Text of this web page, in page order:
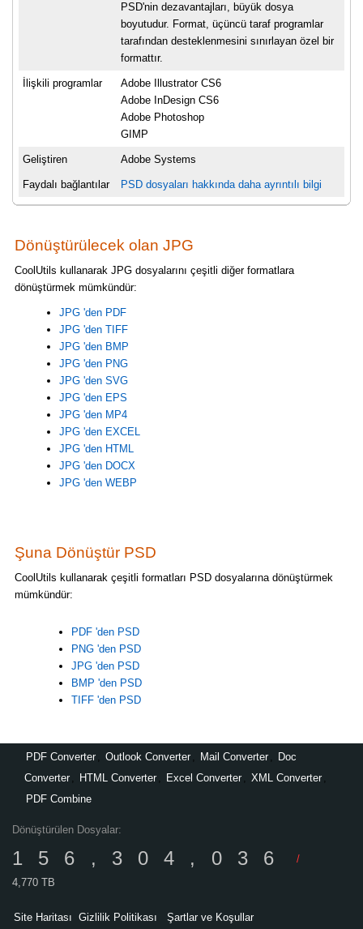
PSD'nin dezavantajları, büyük dosya
boyutudur. Format, üçüncü taraf programlar
tarafından desteklenmesini sınırlayan özel bir
formattır.
İlişkili programlar
Adobe Illustrator CS6
Adobe InDesign CS6
Adobe Photoshop
GIMP
Geliştiren Adobe Systems
Faydalı bağlantılar PSD dosyaları hakkında daha ayrıntılı bilgi
Dönüştürülecek olan JPG
CoolUtils kullanarak JPG dosyalarını çeşitli diğer formatlara
dönüştürmek mümkündür:
JPG 'den PDF
JPG 'den TIFF
JPG 'den BMP
JPG 'den PNG
JPG 'den SVG
JPG 'den EPS
JPG 'den MP4
JPG 'den EXCEL
JPG 'den HTML
JPG 'den DOCX
JPG 'den WEBP
Şuna Dönüştür PSD
CoolUtils kullanarak çeşitli formatları PSD dosyalarına dönüştürmek
mümkündür:
PDF 'den PSD
PNG 'den PSD
JPG 'den PSD
BMP 'den PSD
TIFF 'den PSD
PDF Converter Outlook Converter Mail Converter
Doc
Converter
HTML Converter Excel Converter XML Converter
PDF Combine
Dönüştürülen Dosyalar:
156,304,036
/
4,770 TB
Site Haritası Gizlilik Politikası Şartlar ve Koşullar